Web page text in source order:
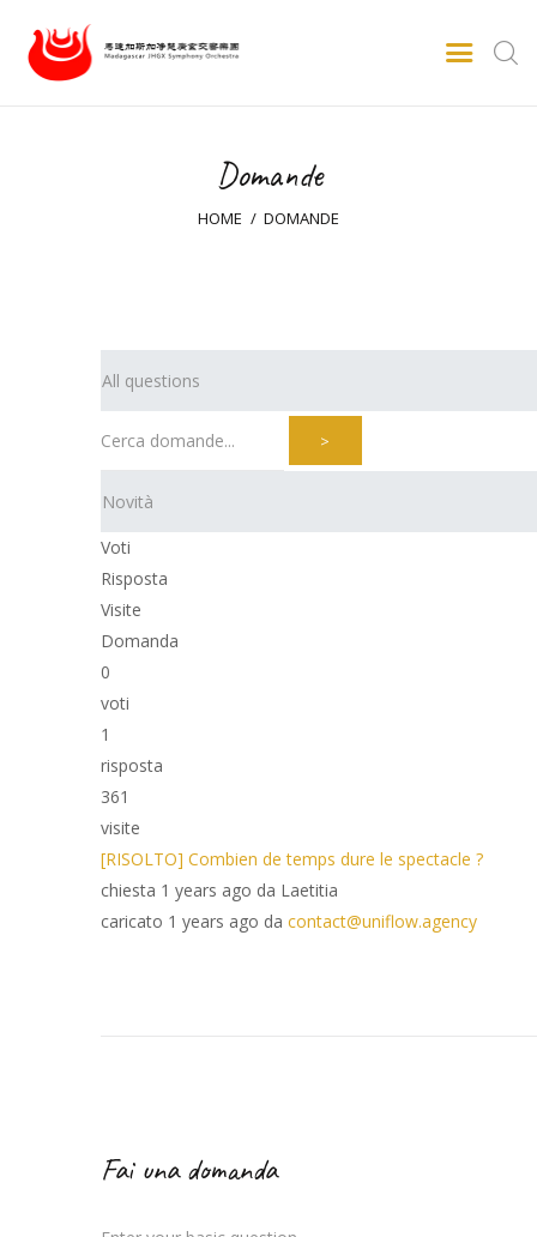
Domande
HOME DOMANDE
Informazioni su
Stampa
Domande e risposte
Contatti
>
Voti
Risposta
Visite
Domanda
0
voti
1
risposta
361
visite
[RISOLTO] Combien de temps dure le spectacle ?
chiesta 1 years ago da Laetitia
caricato 1 years ago da contact@uniflow.agency
Fai una domanda